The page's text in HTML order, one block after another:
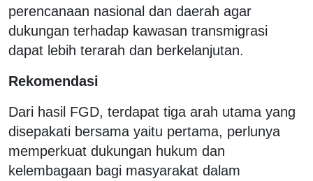
perencanaan nasional dan daerah agar
dukungan terhadap kawasan transmigrasi
dapat lebih terarah dan berkelanjutan.
Rekomendasi
Dari hasil FGD, terdapat tiga arah utama yang
disepakati bersama yaitu pertama, perlunya
memperkuat dukungan hukum dan
kelembagaan bagi masyarakat dalam